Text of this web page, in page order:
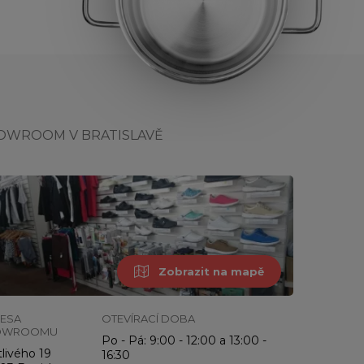
V BRATISLAVĚ
Zobrazit na mapě
19
OTEVÍRACÍ DOBA
Po - Pá: 9:00 - 12:00 a 13:00 -
16:30